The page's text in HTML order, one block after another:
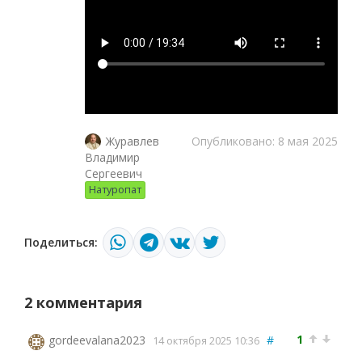
Опубликовано: 8 мая 2025
Журавлев
Владимир
Сергеевич
Натуропат
Поделиться:
2 комментария
1
gordeevalana2023 14 октября 2025 10:36 #